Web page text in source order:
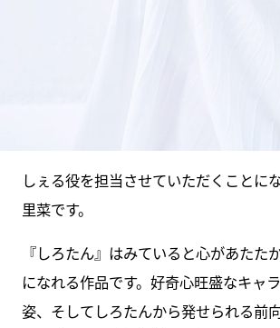
しぇる役を担当させていただくことに
里菜です。
『しろたん』はみていると心があたた
になれる作品です。好奇心旺盛なキャ
姿、そしてしろたんから発せられる前